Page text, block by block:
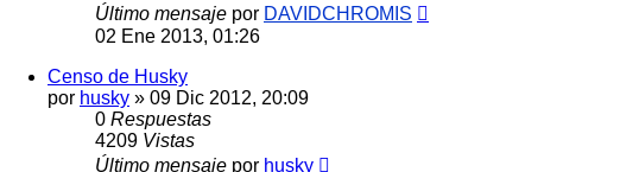
Último mensaje por DAVIDCHROMIS
02 Ene 2013, 01:26
Censo de Husky
por husky » 09 Dic 2012, 20:09
0 Respuestas
4209 Vistas
Último mensaje por husky